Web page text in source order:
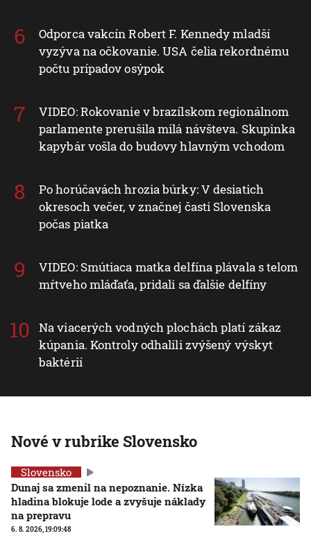
Odporca vakcín Robert F. Kennedy mladší
vyzýva na očkovanie. USA čelia rekordnému
počtu prípadov osýpok
VIDEO: Rokovanie v brazílskom regionálnom
parlamente prerušila milá návšteva. Skupinka
kapybár vošla do budovy hlavným vchodom
Po horúčavách hrozia búrky: V desiatich
okresoch večer, v značnej časti Slovenska
počas piatka
VIDEO: Smútiaca matka delfína plávala s telom
mŕtveho mláďaťa, pridali sa ďalšie delfíny
Na viacerých vodných plochách platí zákaz
kúpania. Kontroly odhalili zvýšený výskyt
baktérií
Nové v rubrike Slovensko
Slovensko
Dunaj sa zmenil na nepoznanie. Nízka
hladina blokuje lode a zvyšuje náklady
na prepravu
6. 8. 2026, 19:09:48